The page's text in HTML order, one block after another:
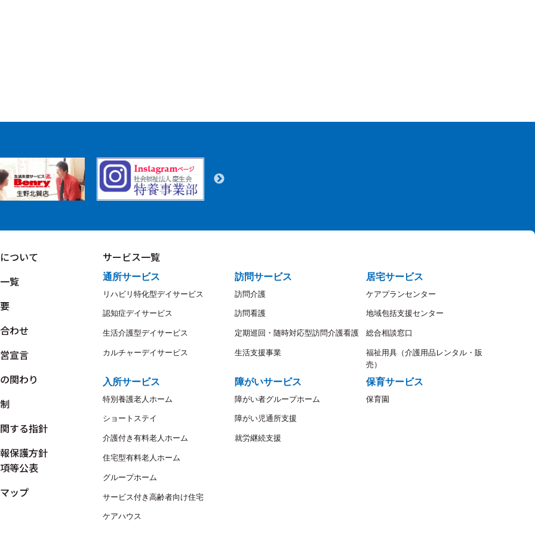
ついて
覧
わせ
宣言
関わり
する指針
保護方針
等公表
ップ
サービス一覧
通所サービス
リハビリ特化型デイサービス
認知症デイサービス
生活介護型デイサービス
カルチャーデイサービス
訪問サービス
訪問介護
訪問看護
定期巡回・随時対応型訪問介護看護
生活支援事業
居宅サービス
ケアプランセンター
地域包括支援センター
総合相談窓口
福祉用具（介護用品レンタル・販
売）
入所サービス
特別養護老人ホーム
ショートステイ
介護付き有料老人ホーム
住宅型有料老人ホーム
グループホーム
サービス付き高齢者向け住宅
ケアハウス
障がいサービス
障がい者グループホーム
障がい児通所支援
就労継続支援
保育サービス
保育園